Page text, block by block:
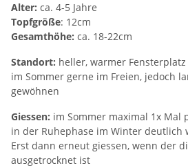
Alter: ca. 4-5 Jahre
Topfgröße: 12cm
Gesamthöhe: ca. 18-22cm
Standort: heller, warmer Fensterplatz
im Sommer gerne im Freien, jedoch
gewöhnen
Giessen: im Sommer maximal 1x Mal
in der Ruhephase im Winter deutlich
Erst dann erneut giessen, wenn der
ausgetrocknet ist